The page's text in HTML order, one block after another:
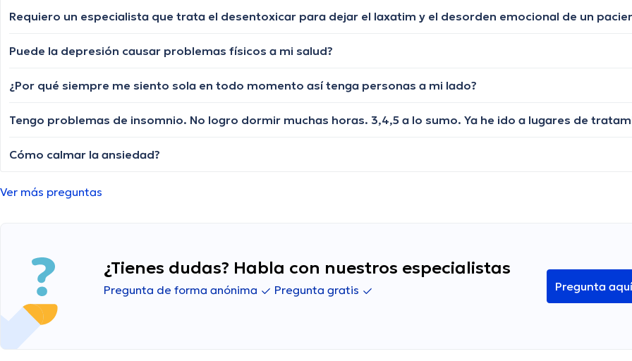
Requiero un especialista que trata el desentoxicar para dejar el laxatim y el desorden emocional de un
Puede la depresión causar problemas físicos a mi salud?
¿Por qué siempre me siento sola en todo momento así tenga personas a mi lado?
Cómo calmar la ansiedad?
Ver más preguntas
¿Tienes dudas? Habla con nuestros especialistas
Pregunta de forma anónima Pregunta gratis Pregunta aquí